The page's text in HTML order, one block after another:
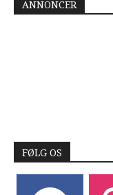
ANNONCER
FØLG OS